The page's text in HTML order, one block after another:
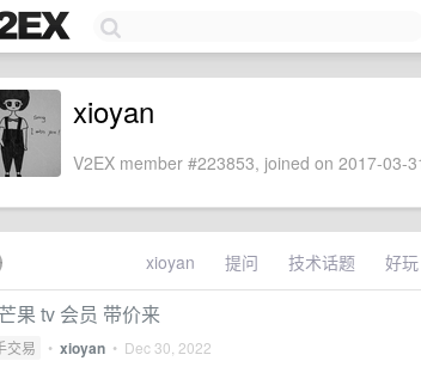
xioyan
V2EX member #223853, joined on 2017-03-
xioyan 提问 技术话题 好玩
果 tv 会员 带价来
交易 • xioyan • Dec 30, 2022